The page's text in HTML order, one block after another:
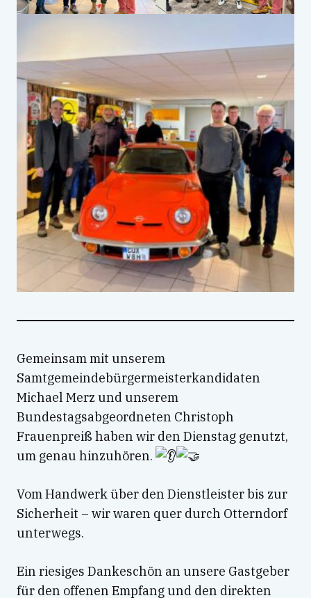
Gemeinsam mit unserem
Samtgemeindebürgermeisterkandidaten
Michael Merz und unserem
Bundestagsabgeordneten Christoph
Frauenpreiß haben wir den Dienstag genutzt,
um genau hinzuhören.
Vom Handwerk über den Dienstleister bis zur
Sicherheit – wir waren quer durch Otterndorf
unterwegs.
Ein riesiges Dankeschön an unsere Gastgeber
für den offenen Empfang und den direkten